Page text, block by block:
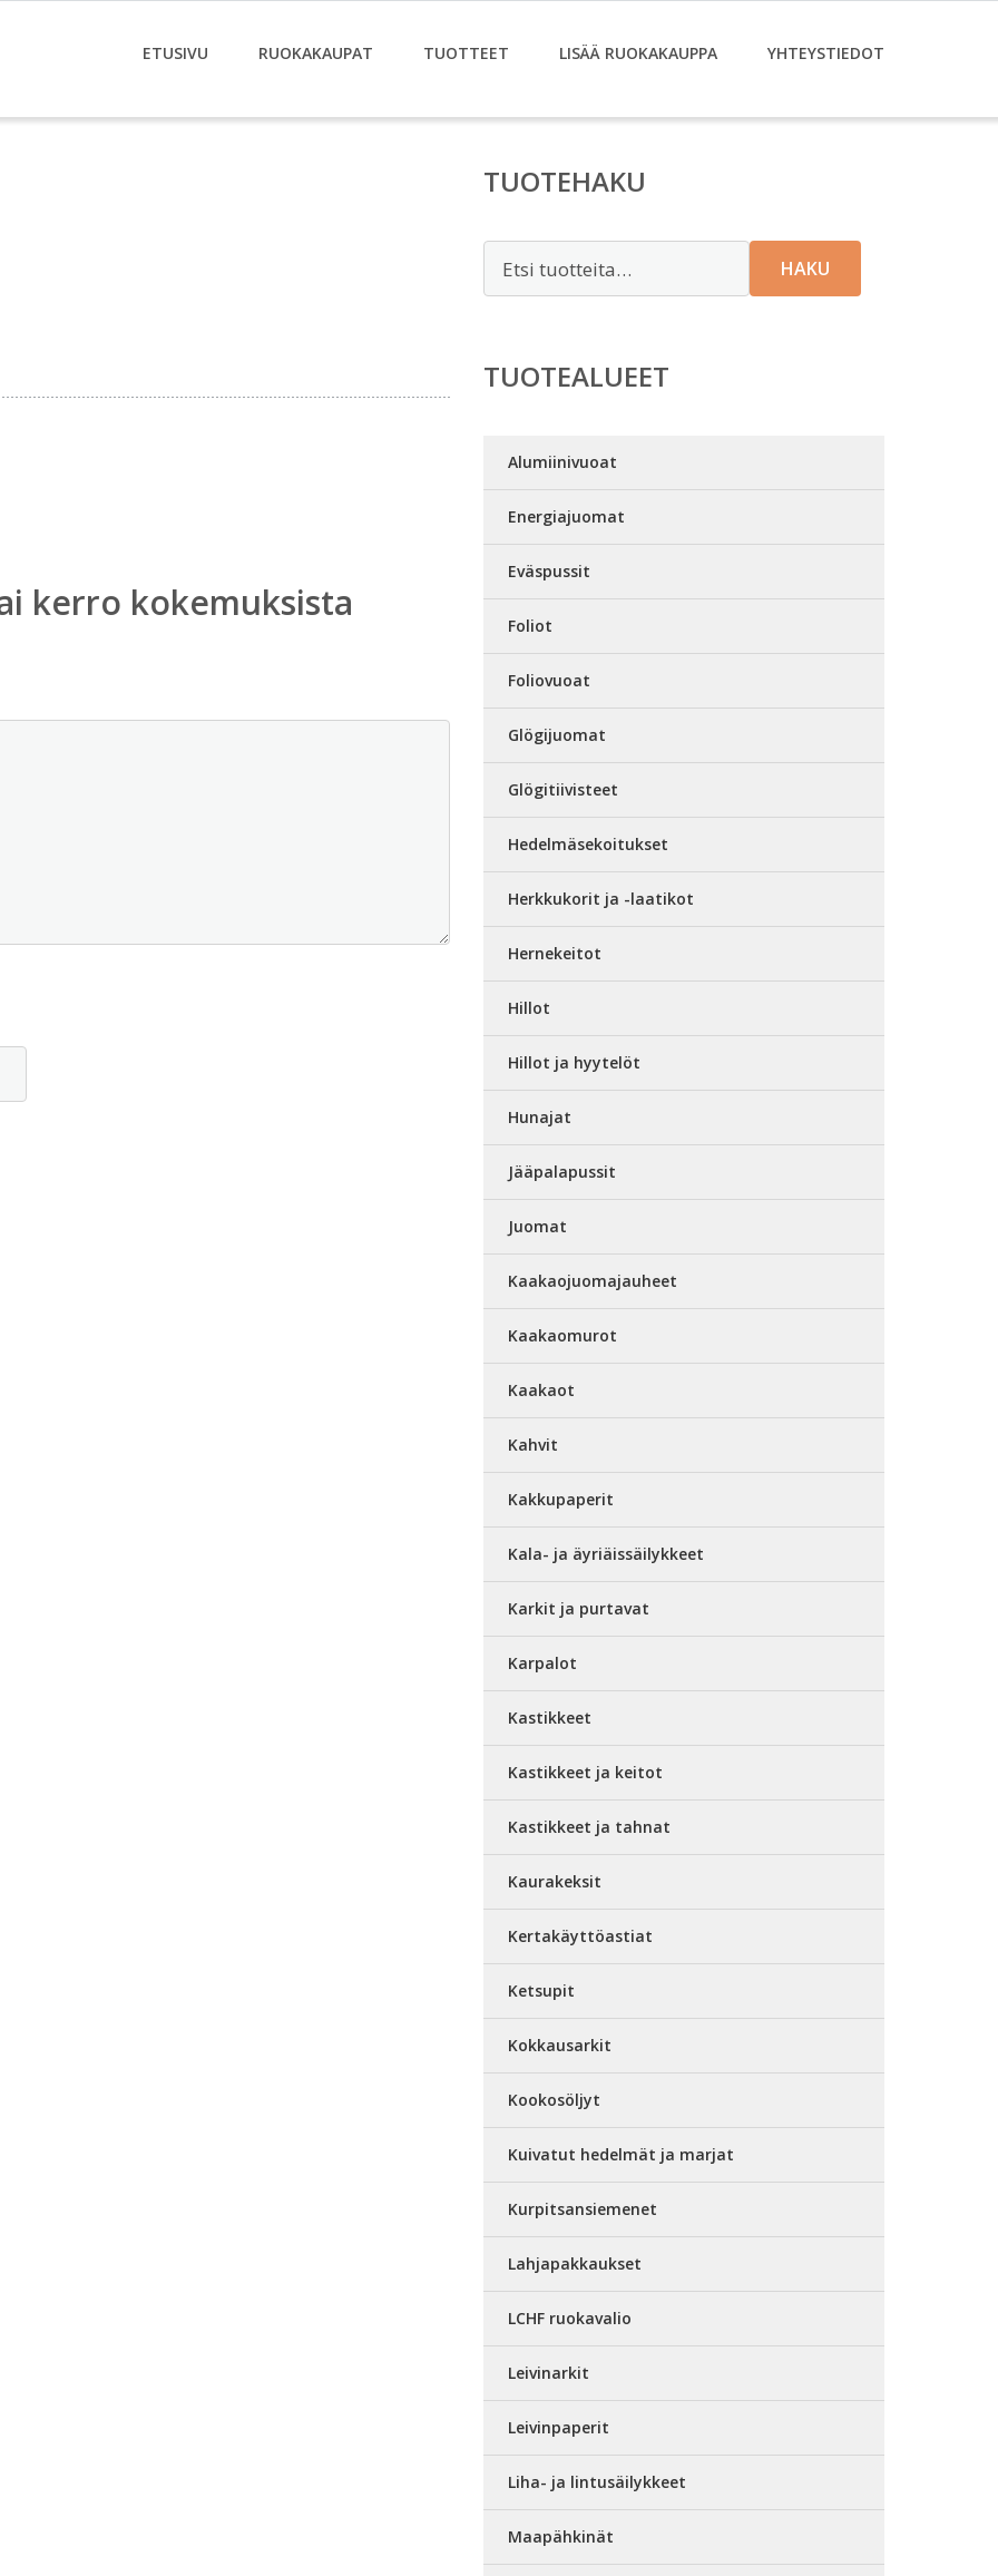
ETUSIVU RUOKAKAUPAT TUOTTEET LISÄÄ RUOKAKAUPPA YHTEYSTIEDOT
kerro kokemuksista
TUOTEHAKU
HAKU
TUOTEALUEET
Alumiinivuoat
Energiajuomat
Eväspussit
Foliot
Foliovuoat
Glögijuomat
Glögitiivisteet
Hedelmäsekoitukset
Herkkukorit ja -laatikot
Hernekeitot
Hillot
Hillot ja hyytelöt
Hunajat
Jääpalapussit
Juomat
Kaakaojuomajauheet
Kaakaomurot
Kaakaot
Kahvit
Kakkupaperit
Kala- ja äyriäissäilykkeet
Karkit ja purtavat
Karpalot
Kastikkeet
Kastikkeet ja keitot
Kastikkeet ja tahnat
Kaurakeksit
Kertakäyttöastiat
Ketsupit
Kokkausarkit
Kookosöljyt
Kuivatut hedelmät ja marjat
Kurpitsansiemenet
Lahjapakkaukset
LCHF ruokavalio
Leivinarkit
Leivinpaperit
Liha- ja lintusäilykkeet
Maapähkinät